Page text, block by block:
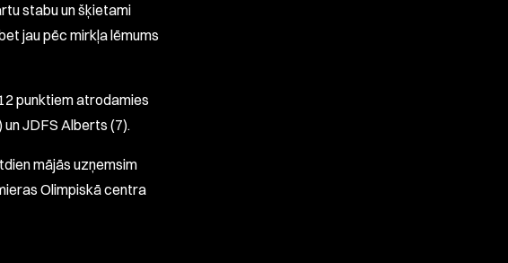
stabu un šķietami
jau pēc mirkļa lēmums
punktiem atrodamies
un JDFS Alberts (7).
mājās uzņemsim
Olimpiskā centra